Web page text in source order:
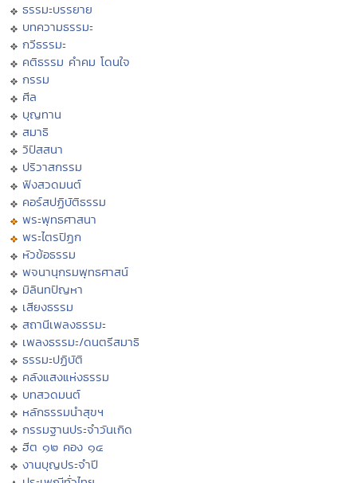
ธรรมะบรรยาย
บทความธรรมะ
กวีธรรมะ
คติธรรม คำคม โดนใจ
กรรม
ศีล
บุญทาน
สมาธิ
วิปัสสนา
ปริวาสกรรม
ฟังสวดมนต์
คอร์สปฏิบัติธรรม
พระพุทธศาสนา
พระไตรปิฏก
หัวข้อธรรม
พจนานุกรมพุทธศาสน์
มิลินทปัญหา
เสียงธรรม
สถานีเพลงธรรมะ
เพลงธรรมะ/ดนตรีสมาธิ
ธรรมะปฏิบัติ
คลังแสงแห่งธรรม
บทสวดมนต์
หลักธรรมนำสุขฯ
กรรมฐานประจำวันเกิด
ฮีต ๑๒ คอง ๑๔
งานบุญประจำปี